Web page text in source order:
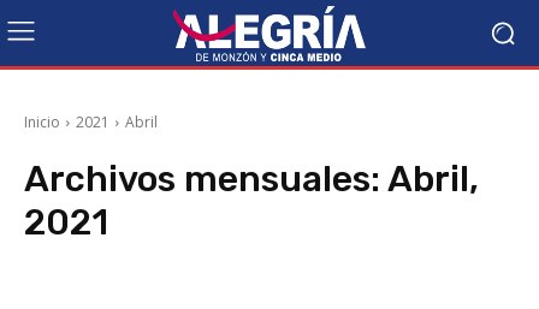
Inicio 2021 Abril
Archivos mensuales: Abril,
2021